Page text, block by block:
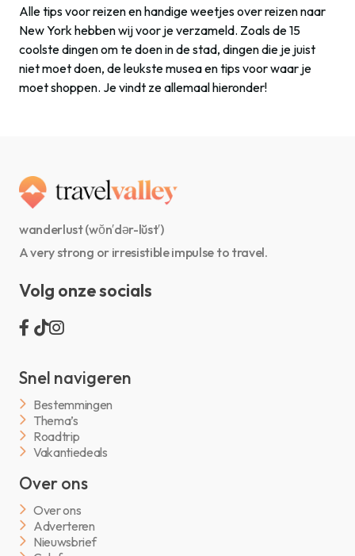
Alle tips voor reizen en handige weetjes over reizen naar
New York hebben wij voor je verzameld. Zoals de 15
coolste dingen om te doen in de stad, dingen die je juist
niet moet doen, de leukste musea en tips voor waar je
moet shoppen. Je vindt ze allemaal hieronder!
wanderlust (wŏn′dər-lŭst′)
A very strong or irresistible impulse to travel.
Volg onze socials
Snel navigeren
Bestemmingen
Thema’s
Roadtrip
Vakantiedeals
Over ons
Over ons
Adverteren
Nieuwsbrief